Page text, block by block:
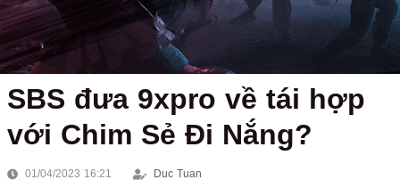
SBS đưa 9xpro về tái hợp
với Chim Sẻ Đi Nắng?
01/04/2023 16:21 Duc Tuan